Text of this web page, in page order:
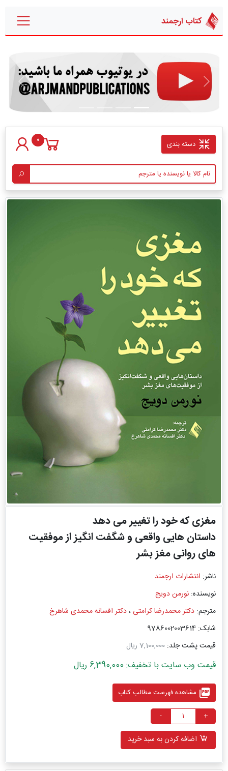
کتاب ارجمند
قبلی بعدی
دسته بندی 0
مغزی که خود را تغییر می دهد
داستان هایی واقعی و شگفت انگیز از موفقیت
های روانی مغز بشر
ناشر: انتشارات ارجمند
نویسنده: نورمن دویج
مترجم: دکتر محمدرضا کرامتی ،دکتر افسانه محمدی شاهرخ
شابک: 9786002003614
قیمت پشت جلد: 7,100,000 ریال
قیمت وب سایت با تخفیف: 6,390,000 ریال
picture_as_pdf مشاهده فهرست مطالب کتاب
+
-
اضافه کردن به سبد خرید